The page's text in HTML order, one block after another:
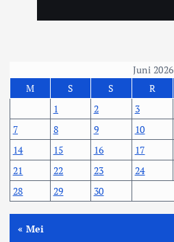
Juni 2026
M
S S R
1
2 3
7
8 9 10
14
15 16 17
21
22 23 24
28
29 30
« Mei